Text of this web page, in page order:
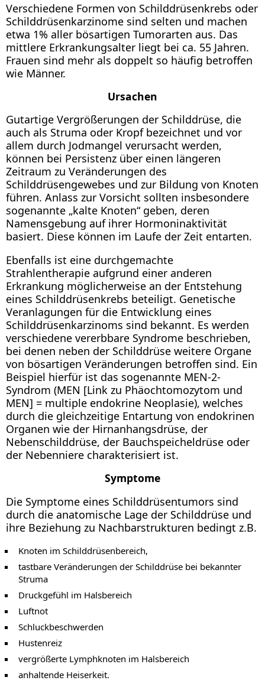
Verschiedene Formen von Schilddrüsenkrebs oder
Schilddrüsenkarzinome sind selten und machen
etwa 1% aller bösartigen Tumorarten aus. Das
mittlere Erkrankungsalter liegt bei ca. 55 Jahren.
Frauen sind mehr als doppelt so häufig betroffen
wie Männer.
Ursachen
Gutartige Vergrößerungen der Schilddrüse, die
auch als Struma oder Kropf bezeichnet und vor
allem durch Jodmangel verursacht werden,
können bei Persistenz über einen längeren
Zeitraum zu Veränderungen des
Schilddrüsengewebes und zur Bildung von Knoten
führen. Anlass zur Vorsicht sollten insbesondere
sogenannte „kalte Knoten“ geben, deren
Namensgebung auf ihrer Hormoninaktivität
basiert. Diese können im Laufe der Zeit entarten.
Ebenfalls ist eine durchgemachte
Strahlentherapie aufgrund einer anderen
Erkrankung möglicherweise an der Entstehung
eines Schilddrüsenkrebs beteiligt. Genetische
Veranlagungen für die Entwicklung eines
Schilddrüsenkarzinoms sind bekannt. Es werden
verschiedene vererbbare Syndrome beschrieben,
bei denen neben der Schilddrüse weitere Organe
von bösartigen Veränderungen betroffen sind. Ein
Beispiel hierfür ist das sogenannte MEN-2-
Syndrom (MEN [Link zu Phäochtomozytom und
MEN] = multiple endokrine Neoplasie), welches
durch die gleichzeitige Entartung von endokrinen
Organen wie der Hirnanhangsdrüse, der
Nebenschilddrüse, der Bauchspeicheldrüse oder
der Nebenniere charakterisiert ist.
Symptome
Die Symptome eines Schilddrüsentumors sind
durch die anatomische Lage der Schilddrüse und
ihre Beziehung zu Nachbarstrukturen bedingt z.B.
Knoten im Schilddrüsenbereich,
tastbare Veränderungen der Schilddrüse bei bekannter
Struma
Druckgefühl im Halsbereich
Luftnot
Schluckbeschwerden
Hustenreiz
vergrößerte Lymphknoten im Halsbereich
anhaltende Heiserkeit.